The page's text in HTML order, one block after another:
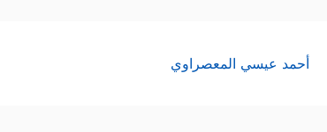
أحمد عيسي المعصراوي